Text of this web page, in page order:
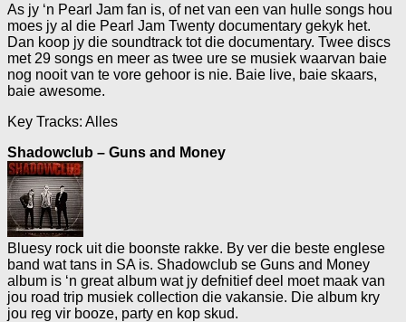
As jy ‘n Pearl Jam fan is, of net van een van hulle songs hou
moes jy al die Pearl Jam Twenty documentary gekyk het.
Dan koop jy die soundtrack tot die documentary. Twee discs
met 29 songs en meer as twee ure se musiek waarvan baie
nog nooit van te vore gehoor is nie. Baie live, baie skaars,
baie awesome.
Key Tracks: Alles
Shadowclub – Guns and Money
Bluesy rock uit die boonste rakke. By ver die beste englese
band wat tans in SA is. Shadowclub se Guns and Money
album is ‘n great album wat jy defnitief deel moet maak van
jou road trip musiek collection die vakansie. Die album kry
jou reg vir booze, party en kop skud.